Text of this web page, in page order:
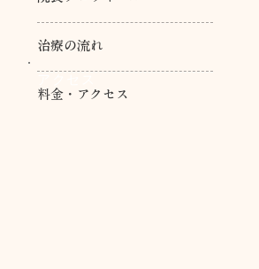
治療の流れ
料金・アクセス